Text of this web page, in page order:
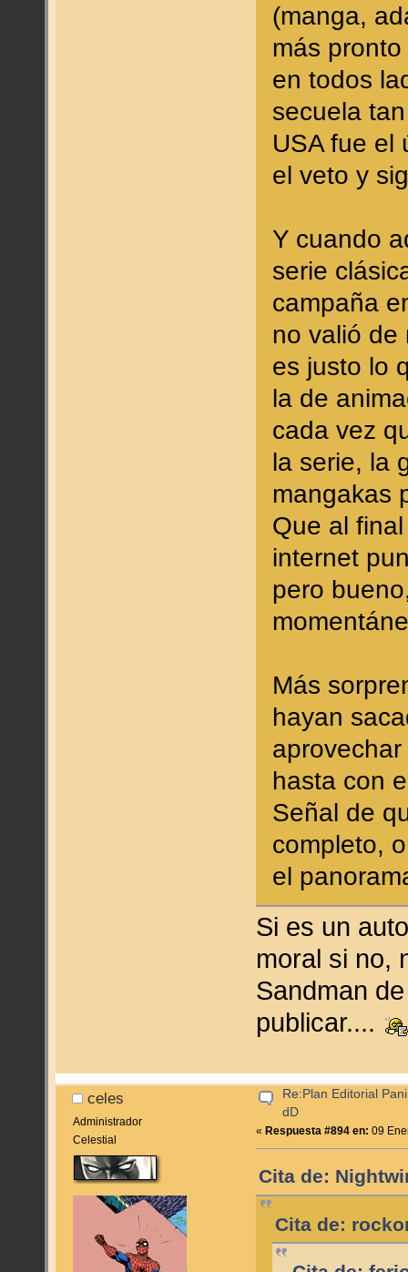
(manga,
más
en todos
secuela
USA fue el
el veto y
Y cuando
serie
campaña
no valió de
es justo lo
la de
cada vez
la serie, la
mangakas
Que al
internet
pero
Más
hayan
hasta con
Señal de
completo,
el
Si es un
moral si no,
Sandman
publicar....
celes
Administrador
Celestial
Re:Plan Editorial
dD
« Respuesta #894 en: 09
Cita de:
Cita de: